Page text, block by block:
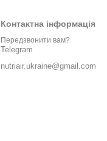
Контактна інформація
Передзвонити вам?
Telegram
nutriair.ukraine@gmail.com